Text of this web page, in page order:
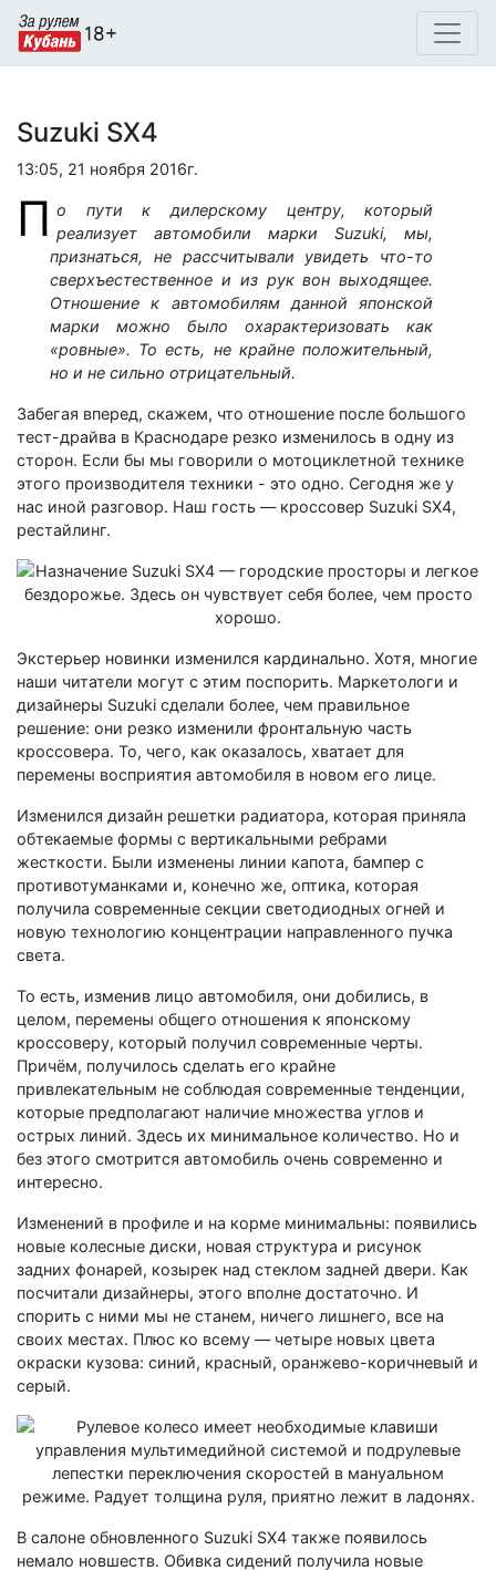
Suzuki SX4
13:05, 21 ноября 2016г.
П о пути к дилерскому центру, который
реализует автомобили марки Suzuki, мы,
признаться, не рассчитывали увидеть что-то
сверхъестественное и из рук вон выходящее.
Отношение к автомобилям данной японской
марки можно было охарактеризовать как
«ровные». То есть, не крайне положительный,
но и не сильно отрицательный.
Забегая вперед, скажем, что отношение после большого
тест-драйва в Краснодаре резко изменилось в одну из
сторон. Если бы мы говорили о мотоциклетной технике
этого производителя техники - это одно. Сегодня же у
нас иной разговор. Наш гость — кроссовер Suzuki SX4,
рестайлинг.
Экстерьер новинки изменился кардинально. Хотя, многие
наши читатели могут с этим поспорить. Маркетологи и
дизайнеры Suzuki сделали более, чем правильное
решение: они резко изменили фронтальную часть
кроссовера. То, чего, как оказалось, хватает для
перемены восприятия автомобиля в новом его лице.
Изменился дизайн решетки радиатора, которая приняла
обтекаемые формы с вертикальными ребрами
жесткости. Были изменены линии капота, бампер с
противотуманками и, конечно же, оптика, которая
получила современные секции светодиодных огней и
новую технологию концентрации направленного пучка
света.
То есть, изменив лицо автомобиля, они добились, в
целом, перемены общего отношения к японскому
кроссоверу, который получил современные черты.
Причём, получилось сделать его крайне
привлекательным не соблюдая современные тенденции,
которые предполагают наличие множества углов и
острых линий. Здесь их минимальное количество. Но и
без этого смотрится автомобиль очень современно и
интересно.
Изменений в профиле и на корме минимальны: появились
новые колесные диски, новая структура и рисунок
задних фонарей, козырек над стеклом задней двери. Как
посчитали дизайнеры, этого вполне достаточно. И
спорить с ними мы не станем, ничего лишнего, все на
своих местах. Плюс ко всему — четыре новых цвета
окраски кузова: синий, красный, оранжево-коричневый и
серый.
В салоне обновленного Suzuki SX4 также появилось
немало новшеств. Обивка сидений получила новые